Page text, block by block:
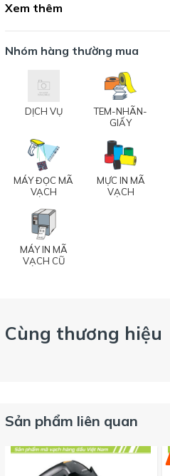
Xem thêm
Nhóm hàng thường mua
DỊCH VỤ
TEM-NHÃN-
GIẤY
MÁY ĐỌC MÃ
VẠCH
MỰC IN MÃ
VẠCH
MÁY IN MÃ
VẠCH CŨ
Cùng thương hiệu
Sản phẩm liên quan